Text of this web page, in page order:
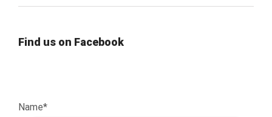
Find us on Facebook
Name*